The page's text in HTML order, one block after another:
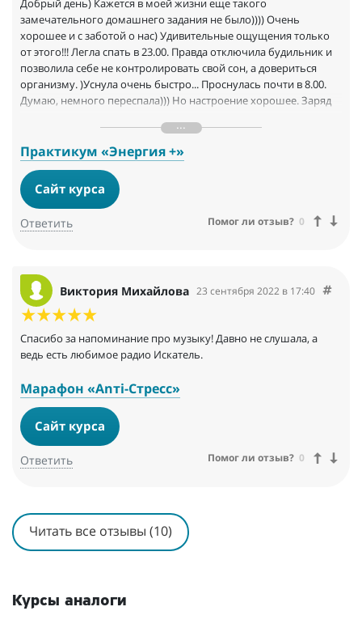
Добрый день) Кажется в моей жизни еще такого
замечательного домашнего задания не было)))) Очень
хорошее и с заботой о нас) Удивительные ощущения только
от этого!!! Легла спать в 23.00. Правда отключила будильник и
позволила себе не контролировать свой сон, а довериться
организму. )Уснула очень быстро... Проснулась почти в 8.00.
Думаю, немного переспала))) Но настроение хорошее. Заряд
Еще раз благодарю за столь необычное задание!!! ооочень
приятноеН!К запись в чек листе внесла)
Хорошего дня)
Практикум «Энергия +»
Сайт курса
Ответить Помог ли отзыв? 0
Виктория Михайлова 23 сентября 2022 в 17:40
Спасибо за напоминание про музыку! Давно не слушала, а
ведь есть любимое радио Искатель.
Марафон «Anтi-Cтресс»
Сайт курса
Ответить Помог ли отзыв? 0
Читать все отзывы (10)
Курсы аналоги